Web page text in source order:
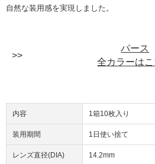
自然な装用感を実現しました。
パース
全カラーはこ
内容 1箱10枚入り
装用期間 1日使い捨て
レンズ直径(DIA) 14.2mm